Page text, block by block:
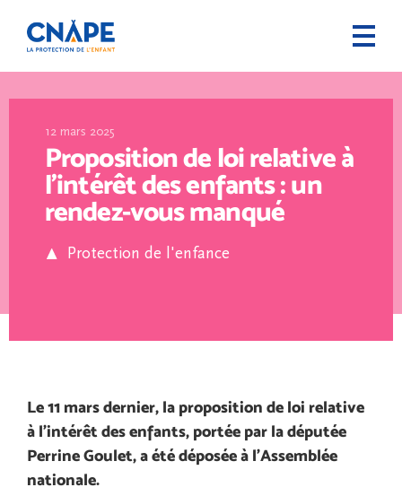
12 mars 2025
Proposition de loi relative à
l’intérêt des enfants : un
rendez-vous manqué
Protection de l'enfance
Le 11 mars dernier, la proposition de loi relative
à l’intérêt des enfants, portée par la députée
Perrine Goulet, a été déposée à l’Assemblée
nationale.